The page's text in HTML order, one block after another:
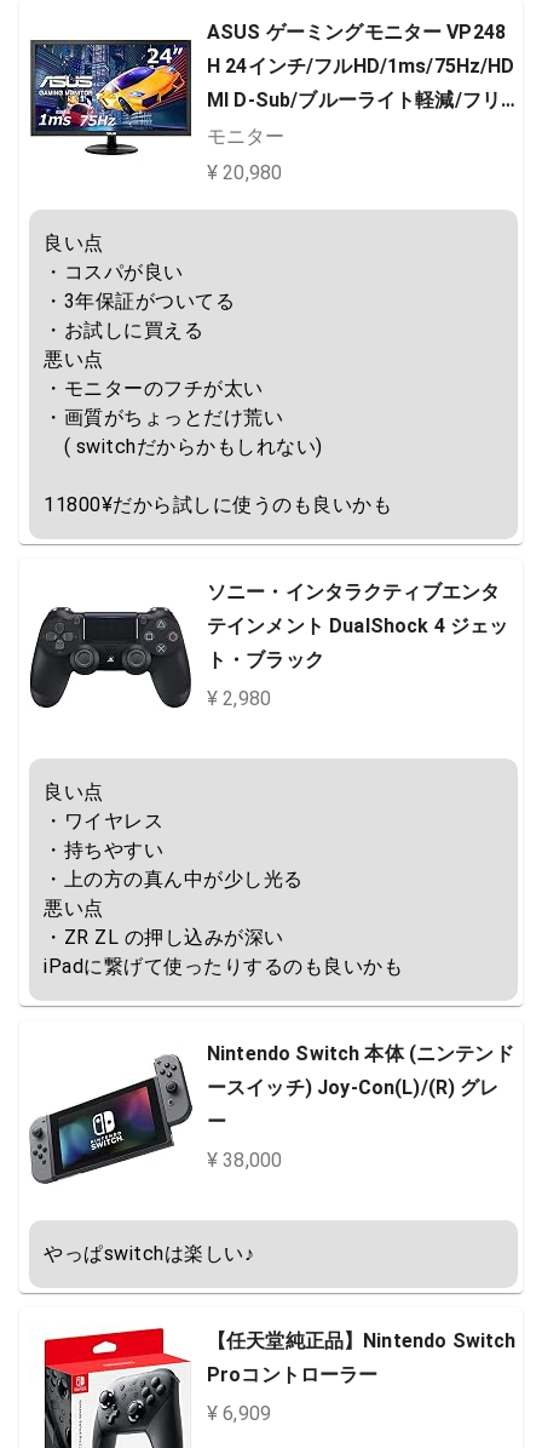
ASUS ゲーミングモニター VP248
H 24インチ/フルHD/1ms/75Hz/HD
MI D-Sub/ブルーライト軽減/フリ
ッカーフリー/VESA対応/スピーカ
ー/3年保証
モニター
¥ 20,980
良い点
・コスパが良い
・3年保証がついてる
・お試しに買える
悪い点
・モニターのフチが太い
・画質がちょっとだけ荒い
( switchだからかもしれない)
11800¥だから試しに使うのも良いかも
ソニー・インタラクティブエンタ
テインメント DualShock 4 ジェッ
ト・ブラック
¥ 2,980
良い点
・ワイヤレス
・持ちやすい
・上の方の真ん中が少し光る
悪い点
・ZR ZL の押し込みが深い
iPadに繋げて使ったりするのも良いかも
Nintendo Switch 本体 (ニンテンド
ースイッチ) Joy-Con(L)/(R) グレ
ー
¥ 38,000
やっぱswitchは楽しい♪
【任天堂純正品】Nintendo Switch
Proコントローラー
¥ 6,909